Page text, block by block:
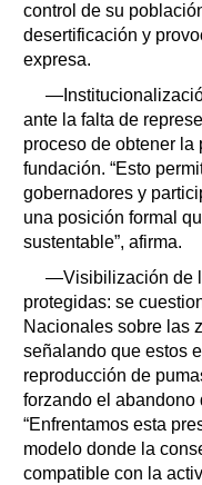
control de su
desertificación y
expresa.
ante la falta de
proceso de obtener la
fundación. “Esto
gobernadores y
una posición formal
sustentable”, afirma.
—Visibilización de
protegidas: se
Nacionales sobre las
señalando que estos
reproducción de
forzando el abandono
“Enfrentamos esta
modelo donde la
compatible con la